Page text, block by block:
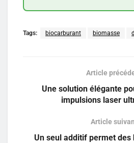
Tags: biocarburant biomasse
Article
Une solution élégante
impulsions laser
Article
Un seul additif permet des